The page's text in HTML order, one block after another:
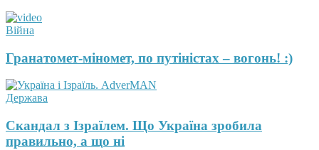
Війна
Гранатомет-міномет, по путіністах – вогонь! :)
Держава
Скандал з Ізраїлем. Що Україна зробила
правильно, а що ні